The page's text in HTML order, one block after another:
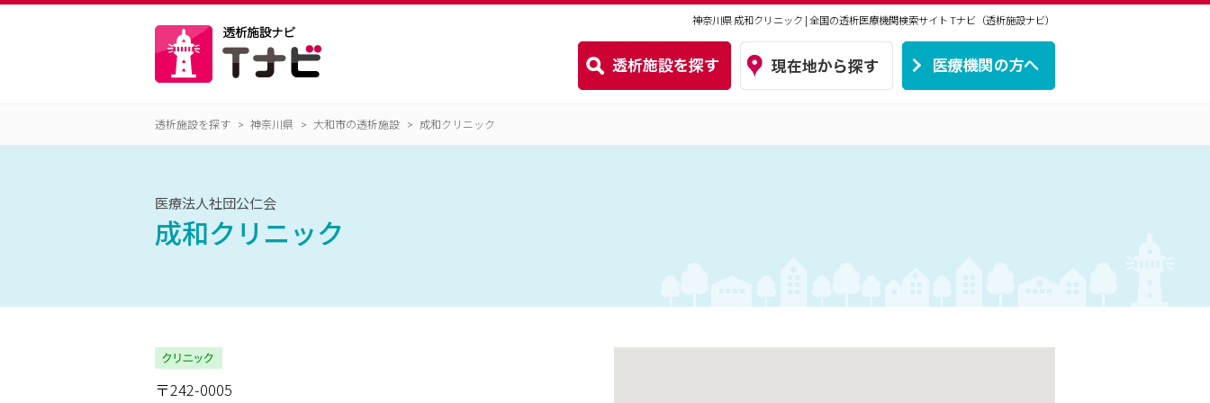
神奈川県 成和クリニック | 全国の透析医療機関検索サイトTナビ（透析施設ナビ）
透析施設を探す 神奈川県 大和市の透析施設 成和クリニック
医療法人社団公仁会
成和クリニック
〒242-0005